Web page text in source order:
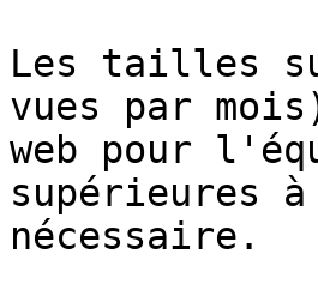
Les tailles
vues par
web pour
supérieures
nécessaire.